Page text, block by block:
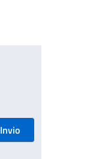
Invio